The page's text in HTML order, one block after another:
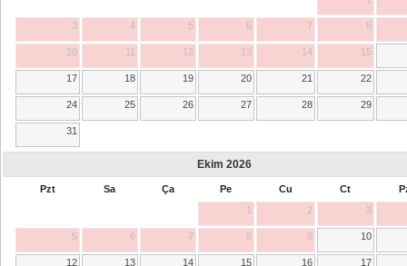
3 4 5 6 7 8
10 11 12 13 14 15
17 18 19 20 21 22
24 25 26 27 28 29
31
Ekim 2026
Pzt Sa Ça Pe Cu Ct
1
2 3
5 6 7 8 9 10
12 13 14 15 16 17